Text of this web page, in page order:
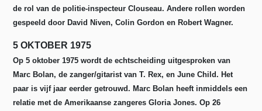
de rol van de politie-inspecteur Clouseau. Andere rollen worden
gespeeld door David Niven, Colin Gordon en Robert Wagner.
5 OKTOBER 1975
Op 5 oktober 1975 wordt de echtscheiding uitgesproken van
Marc Bolan, de zanger/gitarist van T. Rex, en June Child. Het
paar is vijf jaar eerder getrouwd. Marc Bolan heeft inmiddels een
relatie met de Amerikaanse zangeres Gloria Jones. Op 26